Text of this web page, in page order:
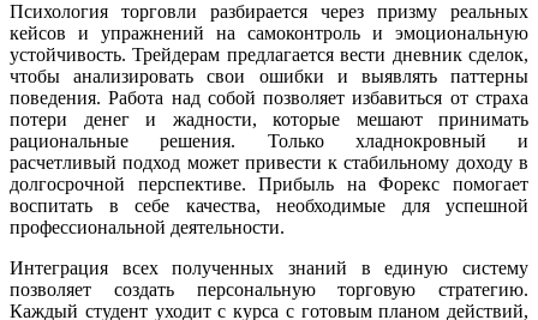
Психология торговли разбирается через призму реальных
кейсов и упражнений на самоконтроль и эмоциональную
устойчивость. Трейдерам предлагается вести дневник сделок,
чтобы анализировать свои ошибки и выявлять паттерны
поведения. Работа над собой позволяет избавиться от страха
потери денег и жадности, которые мешают принимать
рациональные решения. Только хладнокровный и
расчетливый подход может привести к стабильному доходу в
долгосрочной перспективе. Прибыль на Форекс помогает
воспитать в себе качества, необходимые для успешной
профессиональной деятельности.
Интеграция всех полученных знаний в единую систему
позволяет создать персональную торговую стратегию.
Каждый студент уходит с курса с готовым планом действий,